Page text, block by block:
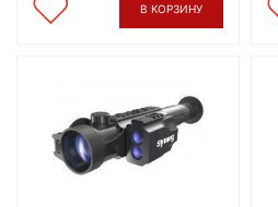
В КОРЗИНУ